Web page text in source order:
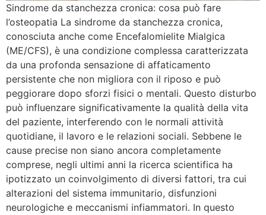
Sindrome da stanchezza cronica: cosa può fare
l’osteopatia La sindrome da stanchezza cronica,
conosciuta anche come Encefalomielite Mialgica
(ME/CFS), è una condizione complessa caratterizzata
da una profonda sensazione di affaticamento
persistente che non migliora con il riposo e può
peggiorare dopo sforzi fisici o mentali. Questo disturbo
può influenzare significativamente la qualità della vita
del paziente, interferendo con le normali attività
quotidiane, il lavoro e le relazioni sociali. Sebbene le
cause precise non siano ancora completamente
comprese, negli ultimi anni la ricerca scientifica ha
ipotizzato un coinvolgimento di diversi fattori, tra cui
alterazioni del sistema immunitario, disfunzioni
neurologiche e meccanismi infiammatori. In questo